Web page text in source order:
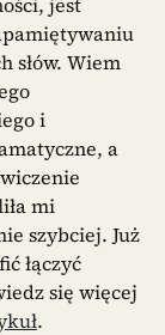
słów. Wiem
i
a
mi
szybciej. Już
łączyć
się więcej
.